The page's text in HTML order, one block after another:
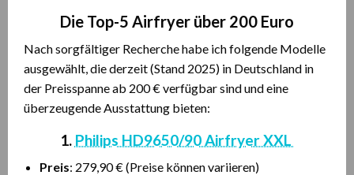
Die Top-5 Airfryer über 200 Euro
Nach sorgfältiger Recherche habe ich folgende Modelle
ausgewählt, die derzeit (Stand 2025) in Deutschland in
der Preisspanne ab 200 € verfügbar sind und eine
überzeugende Ausstattung bieten:
1. Philips HD9650/90 Airfryer XXL
Preis: 279,90 € (Preise können variieren)